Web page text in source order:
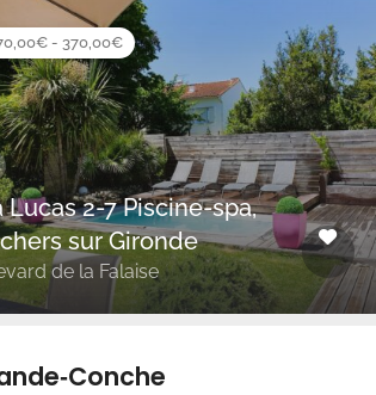
- 370,00€
Lucas 2-7 Piscine-spa,
sur Gironde
de la Falaise